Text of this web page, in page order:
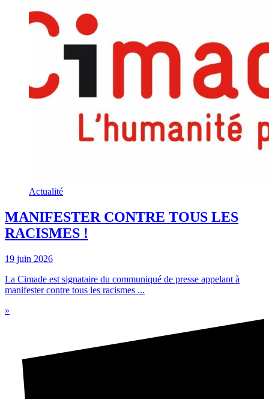
Actualité
MANIFESTER CONTRE TOUS LES
RACISMES !
19 juin 2026
La Cimade est signataire du communiqué de presse appelant à
manifester contre tous les racismes ...
»